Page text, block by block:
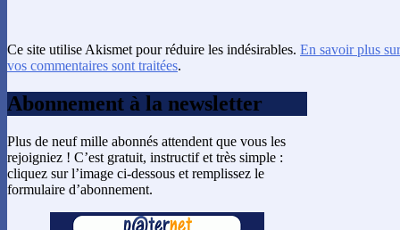
Ce site utilise Akismet pour réduire les indésirables. En savoir plus
vos commentaires sont traitées.
Abonnement à la newsletter
Plus de neuf mille abonnés attendent que vous les
rejoigniez ! C’est gratuit, instructif et très simple :
cliquez sur l’image ci-dessous et remplissez le
formulaire d’abonnement.